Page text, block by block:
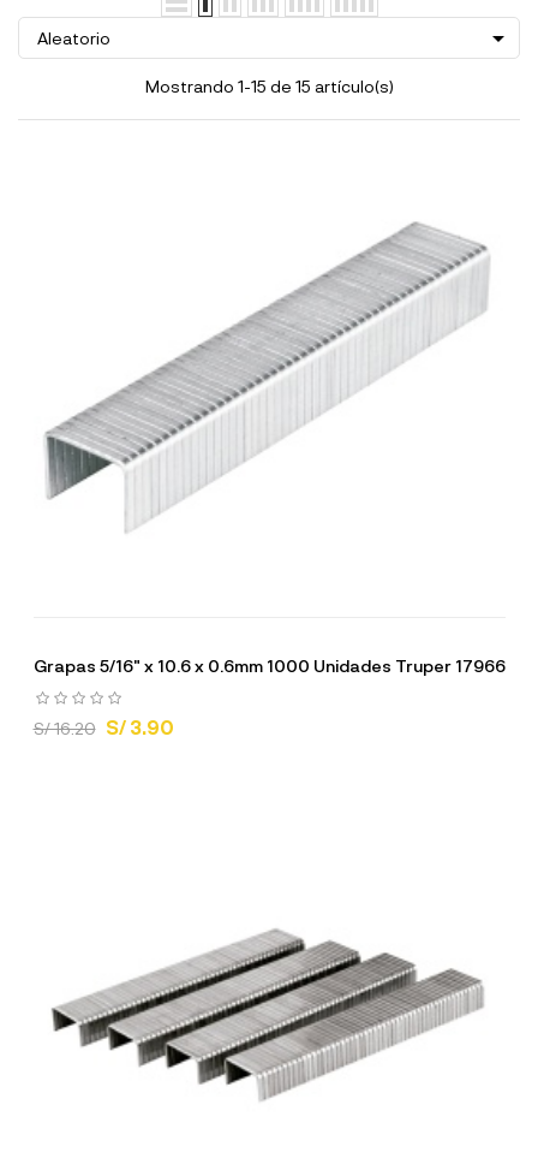
Aleatorio 
Mostrando 1-15 de 15 artículo(s)
Grapas 5/16" x 10.6 x 0.6mm 1000 Unidades Truper 17966
S/ 16.20 S/ 3.90